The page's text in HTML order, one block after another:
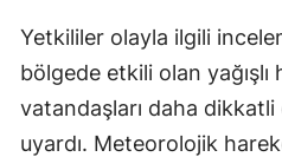
Yetkililer olayla ilgili
bölgede etkili olan yağışlı
vatandaşları daha dikkatli
uyardı. Meteorolojik